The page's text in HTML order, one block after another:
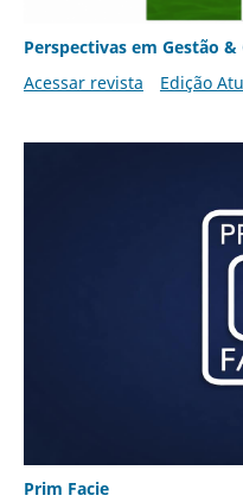
Perspectivas em Gestão
Acessar revista
Edição
Prim Facie